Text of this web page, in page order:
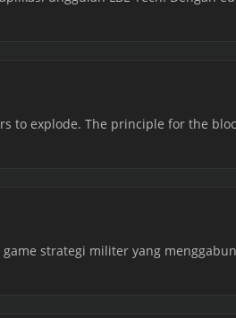
to explode. The principle for the
strategi militer yang